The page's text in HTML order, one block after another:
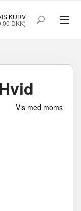
KURV
DKK)
Vis med moms